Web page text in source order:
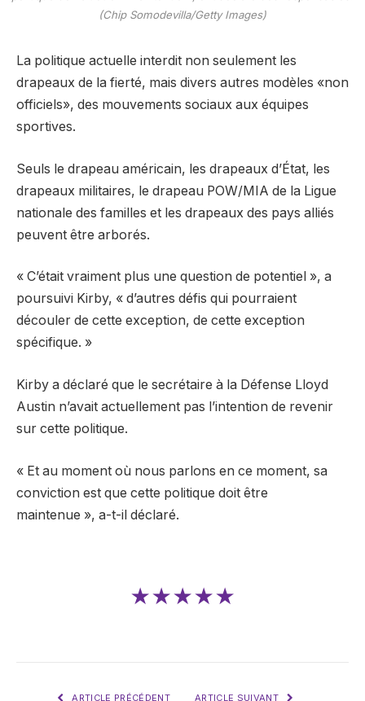
(Chip Somodevilla/Getty Images)
La politique actuelle interdit non seulement les
drapeaux de la fierté, mais divers autres modèles «non
officiels», des mouvements sociaux aux équipes
sportives.
Seuls le drapeau américain, les drapeaux d’État, les
drapeaux militaires, le drapeau POW/MIA de la Ligue
nationale des familles et les drapeaux des pays alliés
peuvent être arborés.
« C’était vraiment plus une question de potentiel », a
poursuivi Kirby, « d’autres défis qui pourraient
découler de cette exception, de cette exception
spécifique. »
Kirby a déclaré que le secrétaire à la Défense Lloyd
Austin n’avait actuellement pas l’intention de revenir
sur cette politique.
« Et au moment où nous parlons en ce moment, sa
conviction est que cette politique doit être
maintenue », a-t-il déclaré.
★★★★★
ARTICLE PRÉCÉDENT ARTICLE SUIVANT